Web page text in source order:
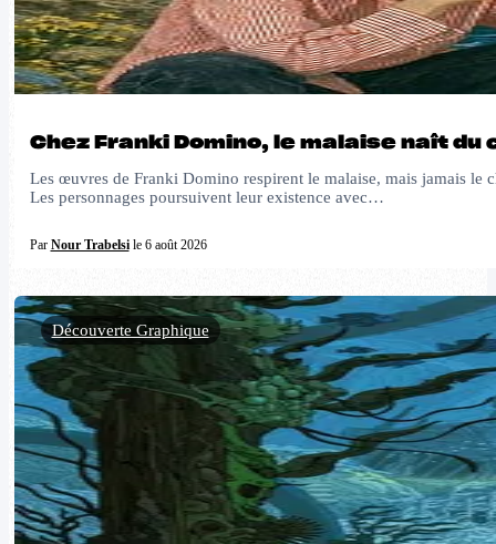
Chez Franki Domino, le malaise naît du
Les œuvres de Franki Domino respirent le malaise, mais jamais le
Les personnages poursuivent leur existence avec…
Par Nour Trabelsile 6 août 2026
Découverte Graphique